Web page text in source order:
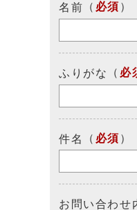
名前 （ 必須 ）
ふりがな （ 必
件名 （ 必須 ）
お問い合わせ